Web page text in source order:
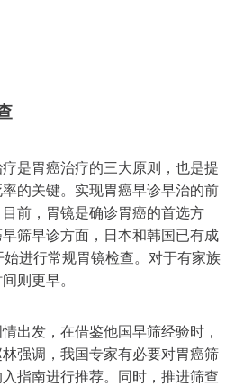
是胃癌治疗的三大原则，也是提
的关键。实现胃癌早诊早治的前
前，胃镜是确诊胃癌的首选方
筛早诊方面，日本和韩国已有成
进行常规胃镜检查。对于有家族
则更早。
出发，在借鉴他国早筛经验时，
强调，我国专家有必要对胃癌筛
指南进行推荐。同时，推进筛查